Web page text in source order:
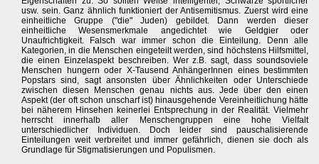
usw. sein. Ganz ähnlich funktioniert der Antisemitismus. Zuerst wird eine
einheitliche Gruppe ("die" Juden) gebildet. Dann werden dieser
einheitliche Wesensmerkmale angedichtet wie Geldgier oder
Unaufrichtigkeit. Falsch war immer schon die Einteilung. Denn alle
Kategorien, in die Menschen eingeteilt werden, sind höchstens Hilfsmittel,
die einen Einzelaspekt beschreiben. Wer z.B. sagt, dass soundsoviele
Menschen hungern oder X-Tausend AnhängerInnen eines bestimmten
Popstars sind, sagt ansonsten über Ähnlichkeiten oder Unterschiede
zwischen diesen Menschen genau nichts aus. Jede über den einen
Aspekt (der oft schon unscharf ist) hinausgehende Vereinheitlichung hätte
bei näherem Hinsehen keinerlei Entsprechung in der Realität. Vielmehr
herrscht innerhalb aller Menschengruppen eine hohe Vielfalt
unterschiedlicher Individuen. Doch leider sind pauschalisierende
Einteilungen weit verbreitet und immer gefährlich, dienen sie doch als
Grundlage für Stigmatisierungen und Populismen.